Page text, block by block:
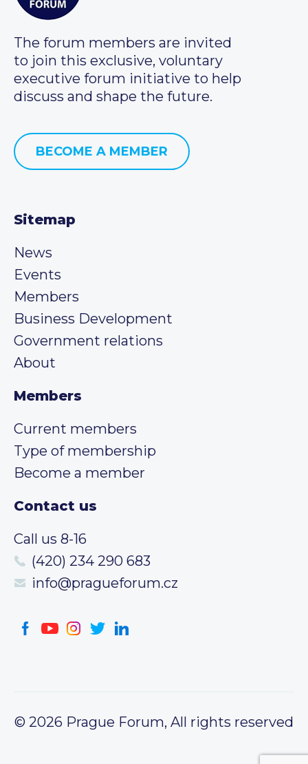
The forum members are invited
to join this exclusive, voluntary
executive forum initiative to help
discuss and shape the future.
BECOME A MEMBER
Sitemap
News
Events
Members
Business Development
Government relations
About
Members
Current members
Type of membership
Become a member
Contact us
Call us 8-16
(420) 234 290 683
info@pragueforum.cz
© 2026 Prague Forum, All rights reserved